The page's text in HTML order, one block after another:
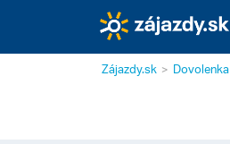
Zájazdy.sk Dovolenka